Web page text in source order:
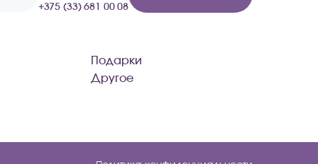
+375 (33) 681 00 08
Подарки
Другое